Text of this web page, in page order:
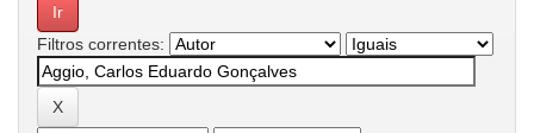
Filtros correntes: